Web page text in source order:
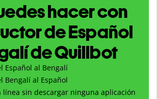
hacer con
de Español
de Quillbot
Español al Bengalí
Bengalí al Español
línea sin descargar ninguna aplicación